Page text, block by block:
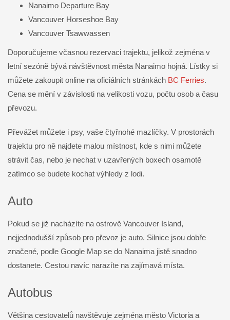
Nanaimo Departure Bay
Vancouver Horseshoe Bay
Vancouver Tsawwassen
Doporučujeme včasnou rezervaci trajektu, jelikož zejména v
letní sezóně bývá návštěvnost města Nanaimo hojná. Lístky si
můžete zakoupit online na oficiálních stránkách BC Ferries.
Cena se mění v závislosti na velikosti vozu, počtu osob a času
převozu.
Převážet můžete i psy, vaše čtyřnohé mazlíčky. V prostorách
trajektu pro ně najdete malou místnost, kde s nimi můžete
strávit čas, nebo je nechat v uzavřených boxech osamotě
zatímco se budete kochat výhledy z lodi.
Auto
Pokud se již nacházíte na ostrově Vancouver Island,
nejjednodušší způsob pro převoz je auto. Silnice jsou dobře
značené, podle Google Map se do Nanaima jistě snadno
dostanete. Cestou navíc narazíte na zajímavá místa.
Autobus
Většina cestovatelů navštěvuje zejména město Victoria a